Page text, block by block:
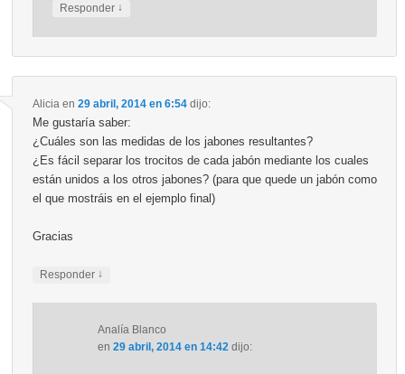
Responder ↓
Aliciaen 29 abril, 2014 en 6:54 dijo:
Me gustaría saber:
¿Cuáles son las medidas de los jabones resultantes?
¿Es fácil separar los trocitos de cada jabón mediante los cuales
están unidos a los otros jabones? (para que quede un jabón como
el que mostráis en el ejemplo final)
Gracias
Responder ↓
Analía Blanco
en 29 abril, 2014 en 14:42 dijo: